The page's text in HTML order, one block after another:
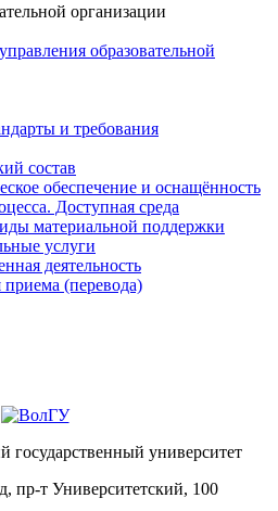
организации
образовательной
и требования
состав
обеспечение и оснащённость
Доступная среда
материальной поддержки
услуги
деятельность
(перевода)
государственный университет
пр-т Университетский, 100